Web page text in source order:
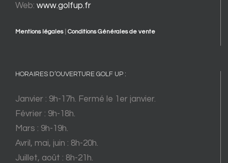
Web: www.golfup.fr
Mentions légales Conditions Générales de vente
HORAIRES D’OUVERTURE GOLF UP :
Janvier : 9h-17h. Fermé le 1er janvier.
Février : 9h-18h.
Mars : 9h-19h.
Avril, mai, juin : 8h-20h.
Juillet, août : 8h-21h.